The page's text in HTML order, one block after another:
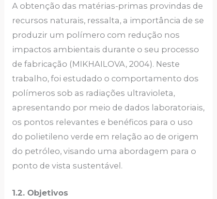
A obtenção das matérias-primas provindas de
recursos naturais, ressalta, a importância de se
produzir um polímero com redução nos
impactos ambientais durante o seu processo
de fabricação (MIKHAILOVA, 2004). Neste
trabalho, foi estudado o comportamento dos
polímeros sob as radiações ultravioleta,
apresentando por meio de dados laboratoriais,
os pontos relevantes e benéficos para o uso
do polietileno verde em relação ao de origem
do petróleo, visando uma abordagem para o
ponto de vista sustentável.
1.2. Objetivos